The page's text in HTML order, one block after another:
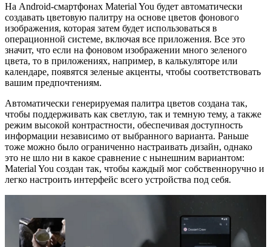
На Android-смартфонах Material You будет автоматически
создавать цветовую палитру на основе цветов фонового
изображения, которая затем будет использоваться в
операционной системе, включая все приложения. Все это
значит, что если на фоновом изображении много зеленого
цвета, то в приложениях, например, в калькуляторе или
календаре, появятся зеленые акценты, чтобы соответствовать
вашим предпочтениям.
Автоматически генерируемая палитра цветов создана так,
чтобы поддерживать как светлую, так и темную тему, а также
режим высокой контрастности, обеспечивая доступность
информации независимо от выбранного варианта. Раньше
тоже можно было ограниченно настраивать дизайн, однако
это не шло ни в какое сравнение с нынешним вариантом:
Material You создан так, чтобы каждый мог собственноручно и
легко настроить интерфейс всего устройства под себя.